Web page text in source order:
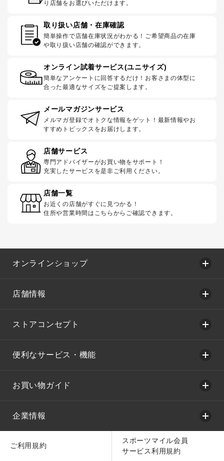
り店舗をお選びいただけます。
取り扱い店舗・在庫確認
簡単操作で店舗在庫状況がわかる！ご希望商品の在庫
や取り扱い店舗の確認ができます。
オンライン試着サービス(ユニサイズ)
簡単なアンケートに回答するだけ！お客さまの体型に
合った最適なサイズをご提案します。
メールマガジンサービス
メルマガ登録でオトクな情報をゲット！最新情報やお
すすめトピックスをお届けします。
店舗サービス
専門アドバイザーがお買い物をサポート！
充実したサービスを是非ご利用ください。
店舗一覧
お近くの店舗がすぐに見つかる！
住所や営業時間はこちらからご確認できます。
オンラインショップ
店舗情報
ストアコンセプト
便利なサービス・機能
お買い物ガイド
企業情報
ご利用規約
スポーツマイル会員
サービス利用規約